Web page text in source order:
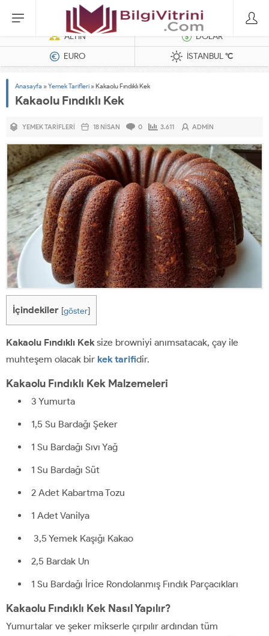
Dizel Jeneratörler
ALTIN
DOLAR
EURO
İSTANBUL°C
Anasayfa »Yemek Tarifleri »Kakaolu Fındıklı Kek
Kakaolu Fındıklı Kek
YEMEK TARIFLERI 18 NISAN 0 3.611 ADMIN
İçindekiler [göster]
Kakaolu Fındıklı Keksize browniyi anımsatacak, çay ile
muhteşem olacak bir kek tarifidir.
Kakaolu Fındıklı Kek Malzemeleri
3 Yumurta
1,5 Su Bardağı Şeker
1 Su Bardağı Sıvı Yağ
1 Su Bardağı Süt
2 Adet Kabartma Tozu
1 Adet Vanilya
3,5 Yemek Kaşığı Kakao
2,5 Bardak Un
1 Su Bardağı İrice Rondolanmış Fındık Parçacıkları
Kakaolu Fındıklı Kek Nasıl Yapılır?
Yumurtalar ve şeker mikserle çırpılır ardından tüm